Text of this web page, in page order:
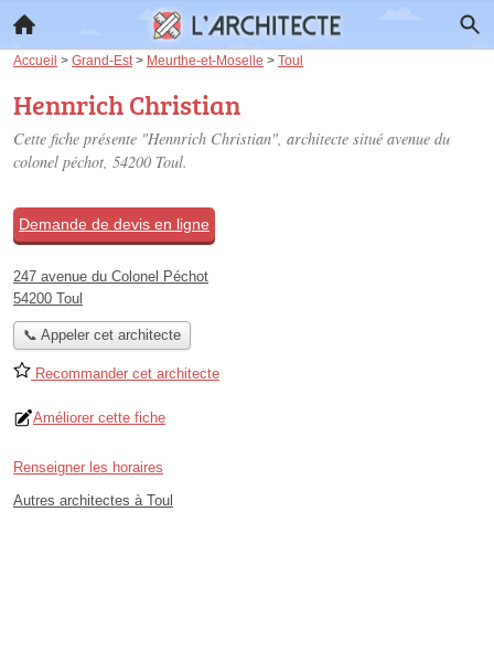
Accueil > Grand-Est > Meurthe-et-Moselle > Toul
Hennrich Christian
Cette fiche présente "Hennrich Christian", architecte situé avenue du
colonel péchot, 54200 Toul.
Demande de devis en ligne
247 avenue du Colonel Péchot
54200 Toul
📞 Appeler cet architecte
Recommander cet architecte
Améliorer cette fiche
Renseigner les horaires
Autres architectes à Toul